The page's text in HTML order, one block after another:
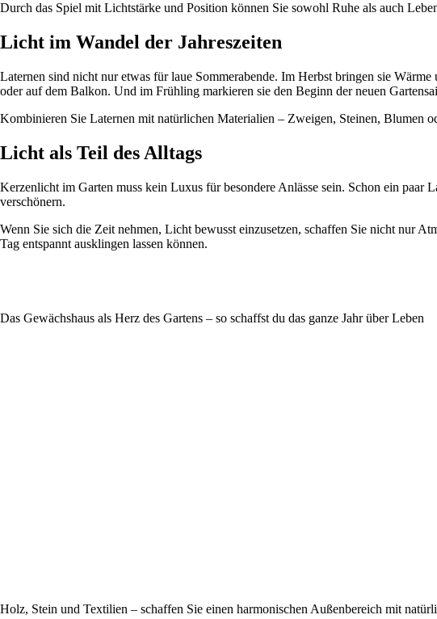
Durch das Spiel mit Lichtstärke und Position können Sie sowohl Ruhe als auch
Licht im Wandel der Jahreszeiten
Laternen sind nicht nur etwas für laue Sommerabende. Im Herbst bringen sie
oder auf dem Balkon. Und im Frühling markieren sie den Beginn der neuen
Kombinieren Sie Laternen mit natürlichen Materialien – Zweigen, Steinen, Blumen
Licht als Teil des Alltags
Kerzenlicht im Garten muss kein Luxus für besondere Anlässe sein. Schon ein
verschönern.
Wenn Sie sich die Zeit nehmen, Licht bewusst einzusetzen, schaffen Sie nicht nur
Tag entspannt ausklingen lassen können.
Das Gewächshaus als Herz des Gartens – so schaffst du das ganze Jahr über Leben
Holz, Stein und Textilien – schaffen Sie einen harmonischen Außenbereich mit